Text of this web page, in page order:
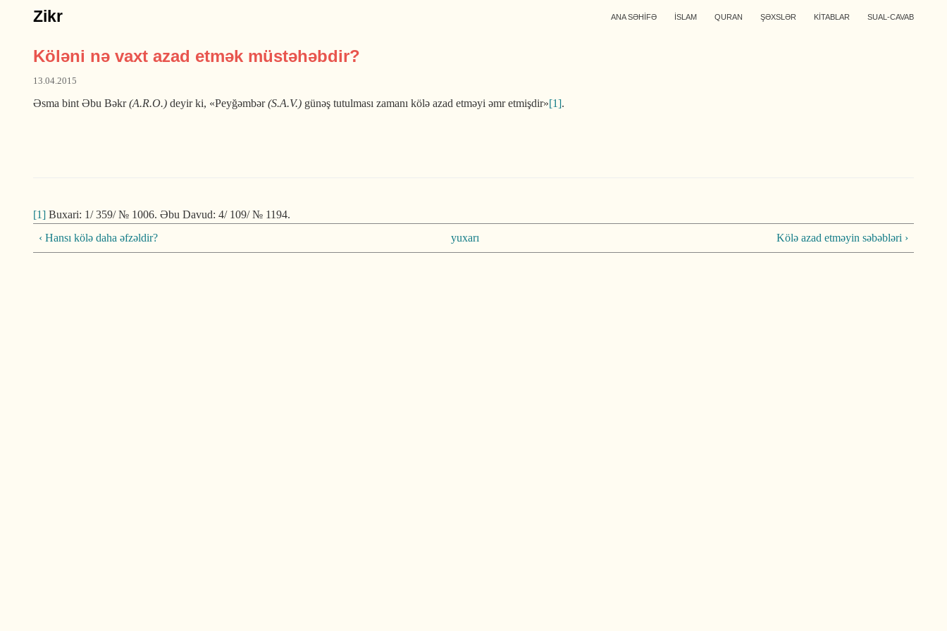
Zikr ANA SƏHİFƏ İSLAM QURAN ŞƏXSLƏR KİTABLAR SUAL-CAVAB
Köləni nə vaxt azad etmək müstəhəbdir?
13.04.2015
Əsma bint Əbu Bəkr(A.R.O.) deyir ki, «Peyğəmbər(S.A.V.) günəş tutulması zamanı kölə azad etməyi əmr etmişdir»[1].
[1] Buxari: 1/ 359/ № 1006. Əbu Davud: 4/ 109/ № 1194.
‹ Hansı kölə daha əfzəldir?
yuxarı Kölə azad etməyin səbəbləri ›